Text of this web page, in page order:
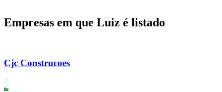
Empresas em que Luiz é listado
Cjc Construcoes